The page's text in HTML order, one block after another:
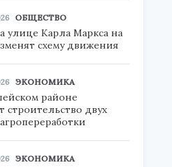
ОБЩЕСТВО
улице Карла Маркса на
схему движения
ЭКОНОМИКА
районе
строительство двух
ЭКОНОМИКА